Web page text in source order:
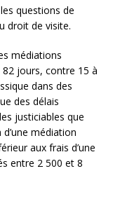
questions de
droit de visite.
médiations
jours, contre 15 à
dans des
des délais
justiciables que
médiation
aux frais d’une
entre 2 500 et 8